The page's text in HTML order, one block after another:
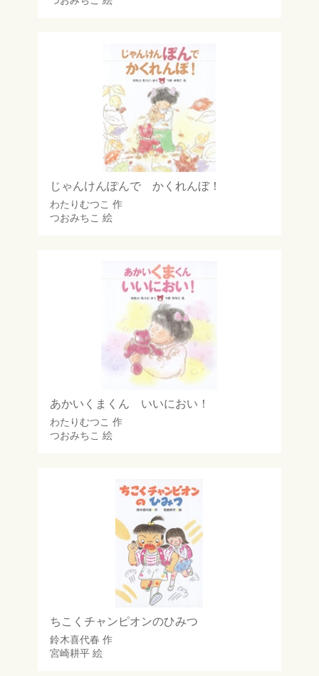
じゃんけんぽんで かくれんぼ！
わたりむつこ 作
つおみちこ 絵
あかいくまくん いいにおい！
わたりむつこ 作
つおみちこ 絵
ちこくチャンピオンのひみつ
鈴木喜代春 作
宮崎耕平絵